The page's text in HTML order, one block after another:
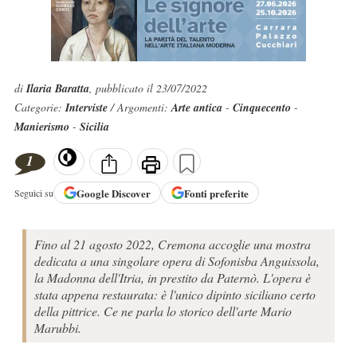
diIlaria Baratta, pubblicato il 23/07/2022
Categorie:Interviste/ Argomenti:Arte antica- Cinquecento -
Manierismo - Sicilia
1
Seguici su GoogleDiscover Fonti preferite
Fino al 21 agosto 2022, Cremona accoglie una mostra
dedicata a una singolare opera di Sofonisba Anguissola,
la Madonna dell'Itria, in prestito da Paternò. L'opera è
stata appena restaurata: è l'unico dipinto siciliano certo
della pittrice. Ce ne parla lo storico dell'arte Mario
Marubbi.